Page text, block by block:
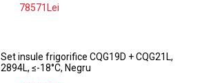
78571Lei
Set insule frigorifice CQG19D + CQG21L,
2894L, ≤-18°C, Negru